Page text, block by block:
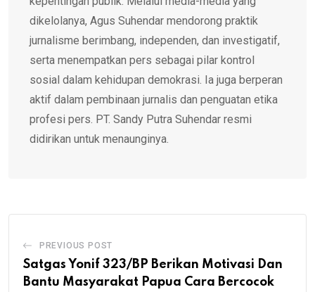
dikelolanya, Agus Suhendar mendorong praktik
jurnalisme berimbang, independen, dan investigatif,
serta menempatkan pers sebagai pilar kontrol
sosial dalam kehidupan demokrasi. Ia juga berperan
aktif dalam pembinaan jurnalis dan penguatan etika
profesi pers. PT. Sandy Putra Suhendar resmi
didirikan untuk menaunginya.
PREVIOUS POST
Satgas Yonif 323/BP Berikan Motivasi Dan
Bantu Masyarakat Papua Cara Bercocok